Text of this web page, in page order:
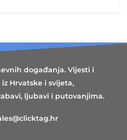
događanja. Vijesti i
Hrvatske i svijeta,
ljubavi i putovanjima.